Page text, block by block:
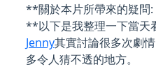
**關於本片所帶來的疑問:
**以下是我整理一下當天
Jenny其實討論很多次劇
多令人猜不透的地方。